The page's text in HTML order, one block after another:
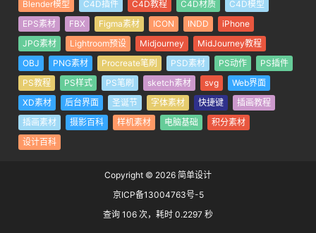
Blender模型
C4D插件 C4D教程 C4D材质
C4D模型
EPS素材
FBX Figma素材 ICON INDD
iPhone
JPG素材
Lightroom预设 Midjourney
MidJourney教程
OBJ
PNG素材 Procreate笔刷 PSD素材 PS动作
PS插件
PS教程
PS样式 PS笔刷 sketch素材 svg
Web界面
XD素材
后台界面 圣诞节 字体素材 快捷键
插画教程
插画素材
摄影百科 样机素材 电脑基础
积分素材
设计百科
Copyright © 2026 简单设计
京ICP备13004763号-5
查询 106 次，耗时 0.2297 秒